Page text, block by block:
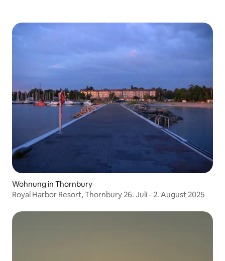
Wohnung in Thornbury
Royal Harbor Resort, Thornbury 26. Juli - 2. August 2025